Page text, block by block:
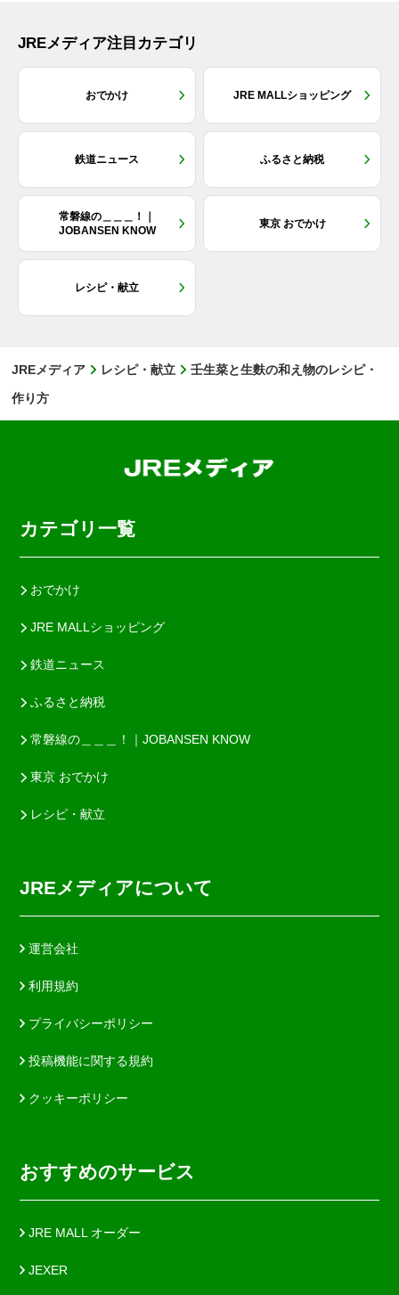
JREメディア注目カテゴリ
おでかけ JRE MALLショッピング
鉄道ニュース ふるさと納税
常磐線の＿＿＿！｜
JOBANSEN KNOW
東京 おでかけ
レシピ・献立
JREメディア レシピ・献立
壬生菜と生麩の和え物のレシピ・
作り方
カテゴリ一覧
おでかけ
JRE MALLショッピング
鉄道ニュース
ふるさと納税
常磐線の＿＿＿！｜JOBANSEN KNOW
東京 おでかけ
レシピ・献立
JREメディアについて
運営会社
利用規約
プライバシーポリシー
投稿機能に関する規約
クッキーポリシー
おすすめのサービス
JRE MALL オーダー
JEXER